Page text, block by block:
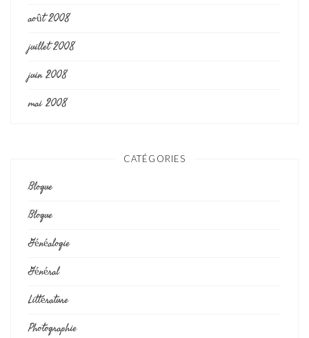
août 2008
juillet 2008
juin 2008
mai 2008
CATÉGORIES
Blogue
Blogue
Généalogie
Général
Littérature
Photographie